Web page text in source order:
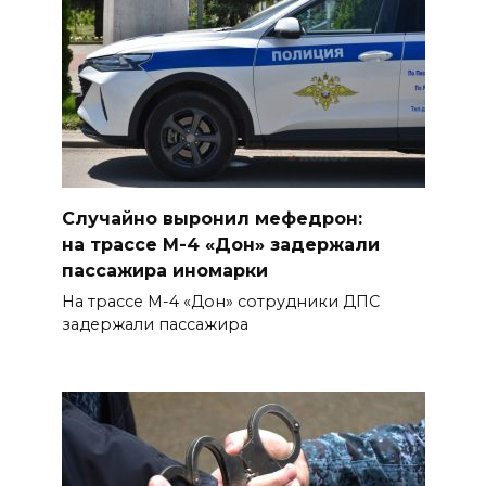
Осторожно! Падение
кирпичей
06 августа 2026 18:30
Выставка «По городам и
весям»
06 августа 2026 18:29
Развитие спорта на Дону
06 августа 2026 18:27
в Таганроге откроет 200-й
сезон в обновленном здании
в сентябре 2027 года
Случайно выронил мефедрон:
на трассе М-4 «Дон» задержали
пассажира иномарки
На трассе М-4 «Дон» сотрудники ДПС
задержали пассажира